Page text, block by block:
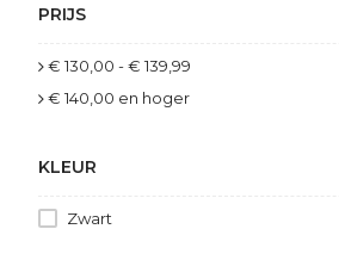
PRIJS
€ 130,00 -€ 139,99
€ 140,00 en hoger
KLEUR
Zwart